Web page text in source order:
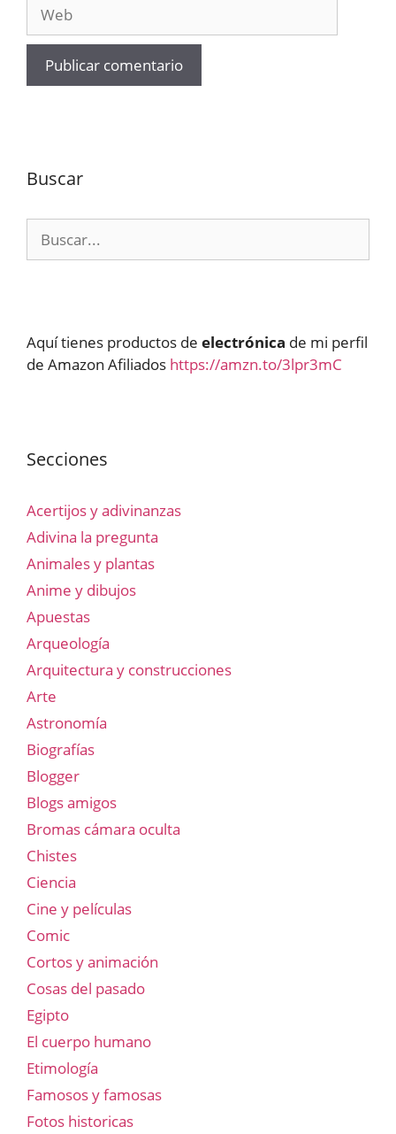
Buscar
Aquí tienes productos de electrónica de mi perfil
de Amazon Afiliados https://amzn.to/3lpr3mC
Secciones
Acertijos y adivinanzas
Adivina la pregunta
Animales y plantas
Anime y dibujos
Apuestas
Arqueología
Arquitectura y construcciones
Arte
Astronomía
Biografías
Blogger
Blogs amigos
Bromas cámara oculta
Chistes
Ciencia
Cine y películas
Comic
Cortos y animación
Cosas del pasado
Egipto
El cuerpo humano
Etimología
Famosos y famosas
Fotos historicas